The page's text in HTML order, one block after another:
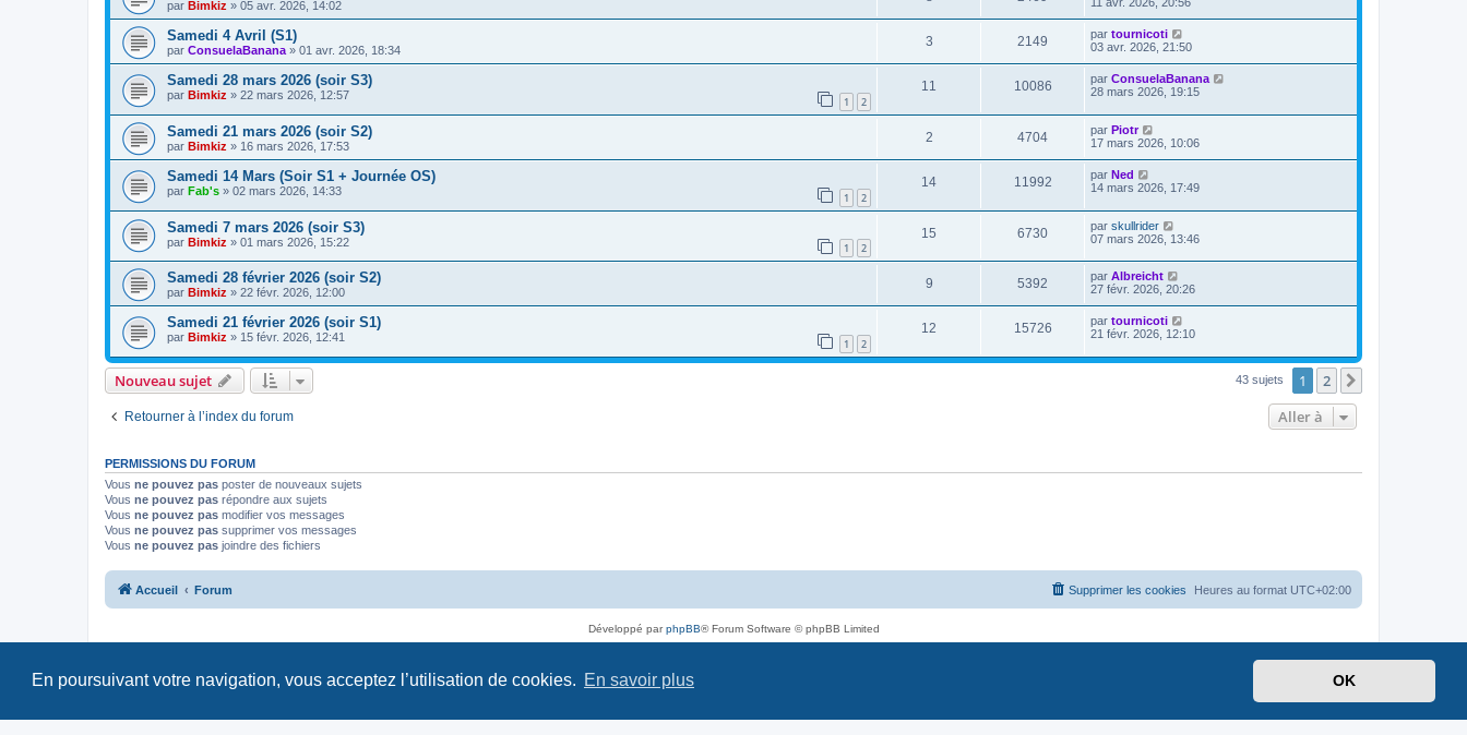
En poursuivant votre navigation, vous acceptez l’utilisation de cookies. En savoir plus OK
par Bimkiz » 05 avr. 2026, 14:02
Samedi 4 Avril (S1)
par ConsuelaBanana » 01 avr. 2026, 18:34
3 2149 par tournicoti
03 avr. 2026, 21:50
Samedi 28 mars 2026 (soir S3)
par Bimkiz » 22 mars 2026, 12:57 1 2
11 10086 par ConsuelaBanana
28 mars 2026, 19:15
Samedi 21 mars 2026 (soir S2)
par Bimkiz » 16 mars 2026, 17:53
2 4704 par Piotr
17 mars 2026, 10:06
Samedi 14 Mars (Soir S1 + Journée OS)
par Fab's » 02 mars 2026, 14:33 1 2
14 11992 par Ned
14 mars 2026, 17:49
Samedi 7 mars 2026 (soir S3)
par Bimkiz » 01 mars 2026, 15:22 1 2
15 6730 par skullrider
07 mars 2026, 13:46
Samedi 28 février 2026 (soir S2)
par Bimkiz » 22 févr. 2026, 12:00
9 5392 par Albreicht
27 févr. 2026, 20:26
Samedi 21 février 2026 (soir S1)
par Bimkiz » 15 févr. 2026, 12:41 1 2
12 15726 par tournicoti
21 févr. 2026, 12:10
Nouveau sujet 43 sujets 1 2
Retourner à l’index du forum Aller à
PERMISSIONS DU FORUM
Vous ne pouvez pas poster de nouveaux sujets
Vous ne pouvez pas répondre aux sujets
Vous ne pouvez pas modifier vos messages
Vous ne pouvez pas supprimer vos messages
Vous ne pouvez pas joindre des fichiers
Accueil Forum Heures au format UTC+02:00
Supprimer les cookies
Développé parphpBB® Forum Software © phpBB Limited